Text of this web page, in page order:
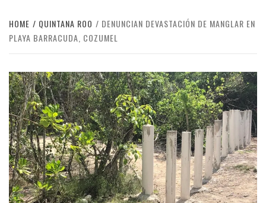
HOME QUINTANA ROO
DENUNCIAN DEVASTACIÓN DE MANGLAR EN
PLAYA BARRACUDA, COZUMEL